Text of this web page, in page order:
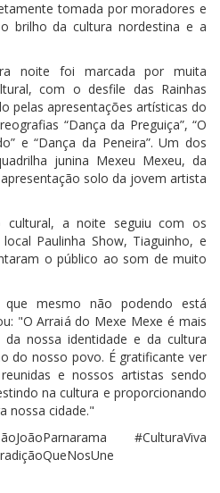
tomada por moradores e
brilho da cultura nordestina e a
noite foi marcada por muita
com o desfile das Rainhas
pelas apresentações artísticas do
“Dança da Preguiça”, “O
e “Dança da Peneira”. Um dos
junina Mexeu Mexeu, da
solo da jovem artista
cultural, a noite seguiu com os
Paulinha Show, Tiaguinho, e
o público ao som de muito
mesmo não podendo está
"O Arraiá do Mexe Mexe é mais
nossa identidade e da cultura
do nosso povo. É gratificante ver
e nossos artistas sendo
na cultura e proporcionando
nossa cidade."
#CulturaViva